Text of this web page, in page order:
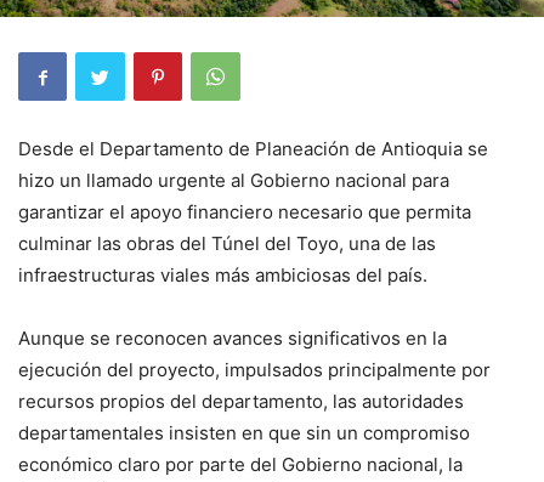
Desde el Departamento de Planeación de Antioquia se
hizo un llamado urgente al Gobierno nacional para
garantizar el apoyo financiero necesario que permita
culminar las obras del Túnel del Toyo, una de las
infraestructuras viales más ambiciosas del país.
Aunque se reconocen avances significativos en la
ejecución del proyecto, impulsados principalmente por
recursos propios del departamento, las autoridades
departamentales insisten en que sin un compromiso
económico claro por parte del Gobierno nacional, la